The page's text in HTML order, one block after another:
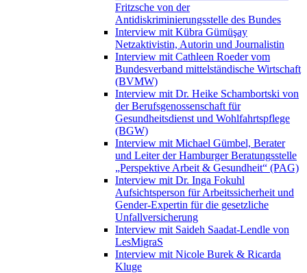
Fritzsche von der
Antidiskriminierungsstelle des Bundes
Interview mit Kübra Gümüşay
Netzaktivistin, Autorin und Journalistin
Interview mit Cathleen Roeder vom
Bundesverband mittelständische Wirtschaft
(BVMW)
Interview mit Dr. Heike Schambortski von
der Berufsgenossenschaft für
Gesundheitsdienst und Wohlfahrtspflege
(BGW)
Interview mit Michael Gümbel, Berater
und Leiter der Hamburger Beratungsstelle
„Perspektive Arbeit & Gesundheit“ (PAG)
Interview mit Dr. Inga Fokuhl
Aufsichtsperson für Arbeitssicherheit und
Gender-Expertin für die gesetzliche
Unfallversicherung
Interview mit Saideh Saadat-Lendle von
LesMigraS
Interview mit Nicole Burek & Ricarda
Kluge